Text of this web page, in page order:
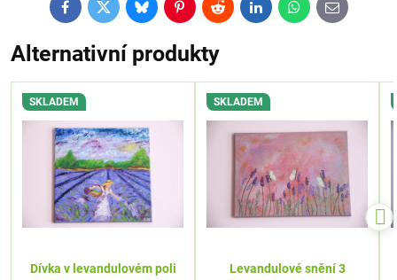
FacebookTwitterBlueskyPinterestRedditLinkedInWhatsApp
E-
mail
Alternativní produkty
SKLADEM
Dívka v levandulovém poli
SKLADEM
Levandulové snění 3